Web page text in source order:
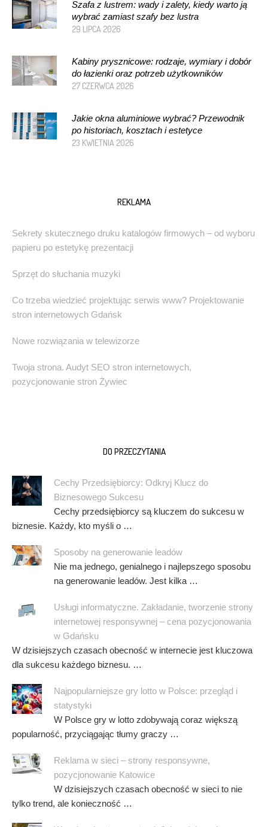
Szafa z lustrem: wady i zalety, kiedy warto ją
wybrać zamiast szafy bez lustra
29 LIPCA 2026
Kabiny prysznicowe: rodzaje, wymiary i dobór
do łazienki oraz potrzeb użytkowników
27 CZERWCA 2026
Jakie okna aluminiowe wybrać? Przewodnik
po historiach, kosztach i estetyce
23 KWIETNIA 2026
REKLAMA
Sekrety skutecznego druku katalogów firmowych – od wyboru
papieru po estetykę prezentacji
Sprzęt do słuchania muzyki
Co trzeba wiedzieć projektując serwis www? Projektowanie
stron internetowych Gdańsk
Nowe rozwiązania w telewizorze
Twoja strona. Audyt SEO stron internetowych,
pozycjonowanie stron Żywiec
DO PRZECZYTANIA
Cechy Przedsiębiorcy: Odkryj Klucz do
Biznesowego Sukcesu
Cechy przedsiębiorcy są kluczem do sukcesu w
biznesie. Każdy, kto myśli o …
Sposoby na generowanie leadów
Nie ma jednego, genialnego i najlepszego sposobu
na generowanie leadów. Jest kilka …
Usługi informatyczne. Zakładanie, tworzenie strony
internetowej responsywnej – cena pozycjonowania
w Gdańsku
W dzisiejszych czasach obecność w internecie jest kluczowa
dla sukcesu każdego biznesu. …
Najpopularniejsze gry lotto w Polsce: przegląd i
statystyki
W Polsce gry w lotto zdobywają coraz większą
popularność, przyciągając tłumy graczy …
Reklama w sieci – strony responsywne,
pozycjonowanie Katowice
W dzisiejszych czasach obecność w sieci to nie
tylko trend, ale konieczność …